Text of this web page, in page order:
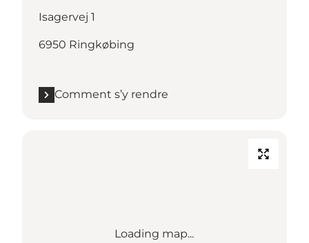
Isagervej 1
6950 Ringkøbing
Comment s’y rendre
Loading map...